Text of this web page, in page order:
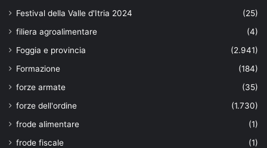
Festival della Valle d'Itria 2024
(25)
filiera agroalimentare
(4)
Foggia e provincia
(2.941)
Formazione
(184)
forze armate
(35)
forze dell'ordine
(1.730)
frode alimentare
(1)
frode fiscale
(1)